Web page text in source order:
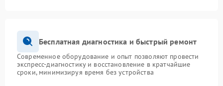
Бесплатная диагностика и быстрый ремонт
Современное оборудование и опыт позволяют провести
экспресс-диагностику и восстановление в кратчайшие
сроки, минимизируя время без устройства